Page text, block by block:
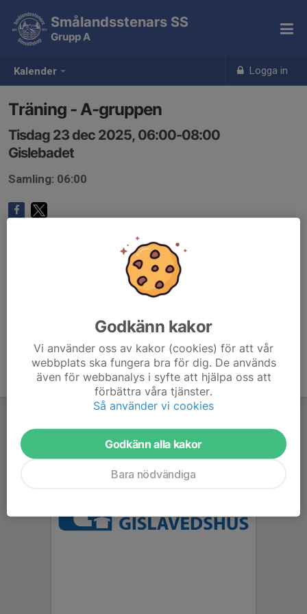
Kalender Logga in
Smålandsstenars SS
Grupp A
Träning - A-gruppen
Tisdag 23 dec 2025, 06:00-08:00
Gislebadet
Samling: 06:00
Godkänn kakor
Vi använder oss av kakor (cookies) för att vår
webbplats ska fungera bra för dig. De används
även för webbanalys i syfte att hjälpa oss att
förbättra våra tjänster.
Så använder vi cookies
Godkänn alla kakor
Bara nödvändiga